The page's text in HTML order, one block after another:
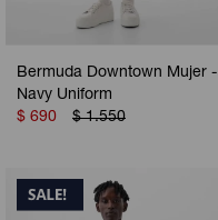
Bermuda Downtown Mujer -
Navy Uniform
$ 690 $ 1.550